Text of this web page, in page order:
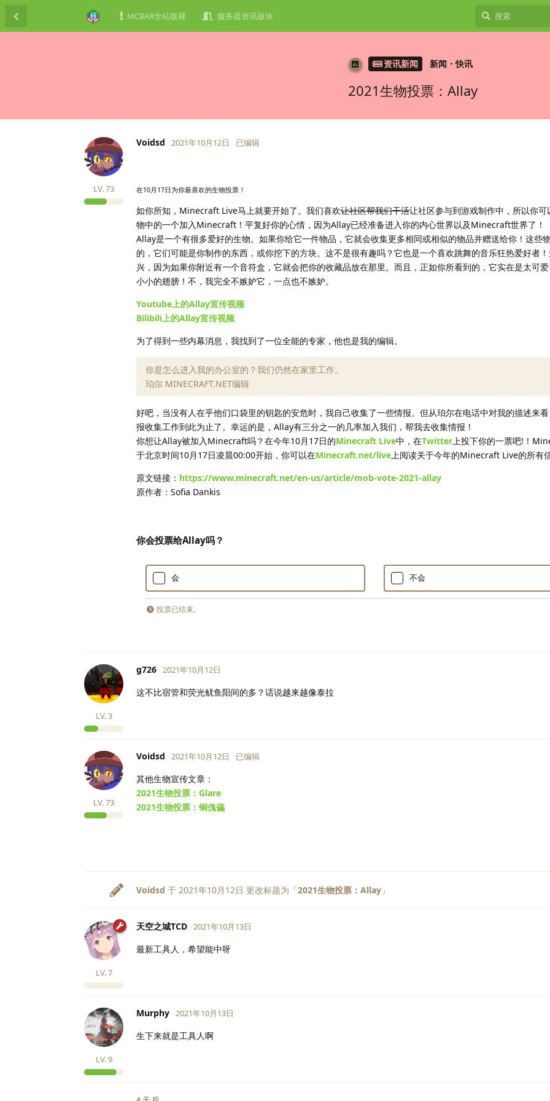
MCBAR全站版规 服务器资讯版块
资讯新闻 新闻・快讯
2021生物投票：Allay
Voidsd
LV.73
2021年10月12日 已编辑
在10月17日为你最喜欢的生物投票！
如你所知，Minecraft Live马上就要开始了。我们喜欢让社区帮我们干活让社区参与到游戏制作中，所以你可
物中的一个加入Minecraft！平复好你的心情，因为Allay已经准备进入你的内心世界以及Minecraft世界了！
Allay是一个有很多爱好的生物。如果你给它一件物品，它就会收集更多相同或相似的物品并赠送给你！这些
的，它们可能是你制作的东西，或你挖下的方块。这不是很有趣吗？它也是一个喜欢跳舞的音乐狂热爱好者
兴，因为如果你附近有一个音符盒，它就会把你的收藏品放在那里。而且，正如你所看到的，它实在是太可
小小的翅膀！不，我完全不嫉妒它，一点也不嫉妒。
Youtube上的Allay宣传视频
Bilibili上的Allay宣传视频
为了得到一些内幕消息，我找到了一位全能的专家，他也是我的编辑。
你是怎么进入我的办公室的？我们仍然在家里工作。
珀尔 MINECRAFT.NET编辑
好吧，当没有人在乎他们口袋里的钥匙的安危时，我自己收集了一些情报。但从珀尔在电话中对我的描述来
报收集工作到此为止了。幸运的是，Allay有三分之一的几率加入我们，帮我去收集情报！
你想让Allay被加入Minecraft吗？在今年10月17日的Minecraft Live中，在Twitter 上投下你的一票吧!！
于北京时间10月17日凌晨00:00开始，你可以在Minecraft.net/live 上阅读关于今年的Minecraft Live的所有信
原文链接： https://www.minecraft.net/en-us/article/mob-vote-2021-allay
原作者：Sofia Dankis
你会投票给Allay吗？
会 不会
投票已结束。
g726
LV.3
2021年10月12日
这不比宿管和荧光鱿鱼阳间的多？话说越来越像泰拉
Voidsd
LV.73
2021年10月12日 已编辑
其他生物宣传文章：
2021生物投票：Glare
2021生物投票：铜傀儡
Voidsd 于 2021年10月12日 更改标题为「2021生物投票：Allay 」
天空之城TCD
LV.7
2021年10月13日
最新工具人，希望能中呀
Murphy
LV.9
2021年10月13日
生下来就是工具人啊